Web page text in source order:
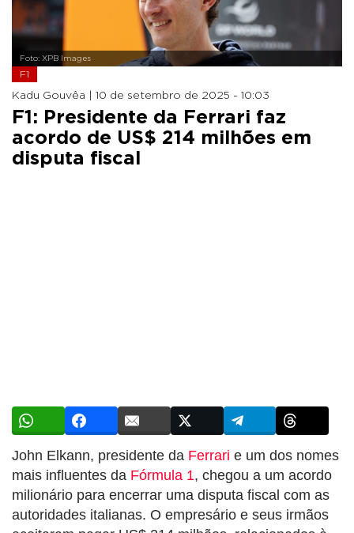
Foto: XPB Images
F1
Kadu Gouvêa | 10 de setembro de 2025 - 10:03
F1: Presidente da Ferrari faz
acordo de US$ 214 milhões em
disputa fiscal
John Elkann, presidente da Ferrari e um dos nomes
mais influentes da Fórmula 1, chegou a um acordo
milionário para encerrar uma disputa fiscal com as
autoridades italianas. O empresário e seus irmãos